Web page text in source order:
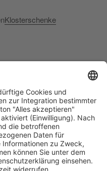
Klosterschenke